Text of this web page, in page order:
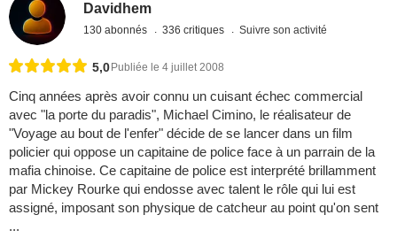
Davidhem
130 abonnés 336 critiques Suivre son activité
5,0 Publiée le 4 juillet 2008
Cinq années après avoir connu un cuisant échec commercial
avec "la porte du paradis", Michael Cimino, le réalisateur de
"Voyage au bout de l'enfer" décide de se lancer dans un film
policier qui oppose un capitaine de police face à un parrain de la
mafia chinoise. Ce capitaine de police est interprété brillamment
par Mickey Rourke qui endosse avec talent le rôle qui lui est
assigné, imposant son physique de catcheur au point qu'on sent
...